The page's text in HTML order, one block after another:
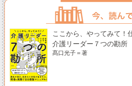
ここから、やってみて
介護リーダー７つの勘所
髙口光子＝著